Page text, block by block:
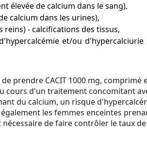
élevée de calcium dans le sang),
calcium dans les urines),
reins) - calcifications des tissus,
et/ou
prendre CACIT 1000 mg, comprimé
cours d'un traitement concomitant
du calcium, un risque
les femmes enceintes
de faire contrôler le taux